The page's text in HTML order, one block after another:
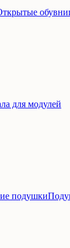
для модулей
подушки